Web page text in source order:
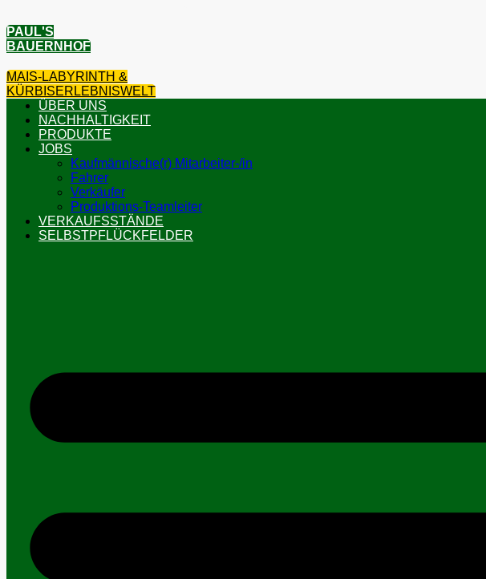
PAUL'S
BAUERNHOF
MAIS-LABYRINTH &
KÜRBISERLEBNISWELT
ÜBER UNS
NACHHALTIGKEIT
PRODUKTE
JOBS
Kaufmännische(r) Mitarbeiter-/in
Fahrer
Verkäufer
Produktions-Teamleiter
VERKAUFSSTÄNDE
SELBSTPFLÜCKFELDER